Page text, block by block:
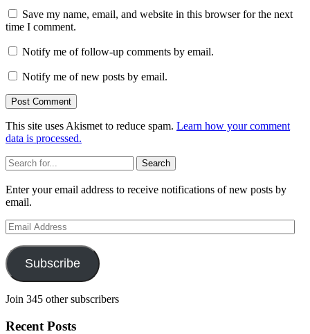
Save my name, email, and website in this browser for the next
time I comment.
Notify me of follow-up comments by email.
Notify me of new posts by email.
This site uses Akismet to reduce spam. Learn how your comment
data is processed.
Sidebar
Search
Enter your email address to receive notifications of new posts by
email.
Email
Address
Subscribe
Join 345 other subscribers
Recent Posts